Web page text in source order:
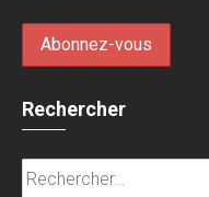
Rechercher
Rechercher :